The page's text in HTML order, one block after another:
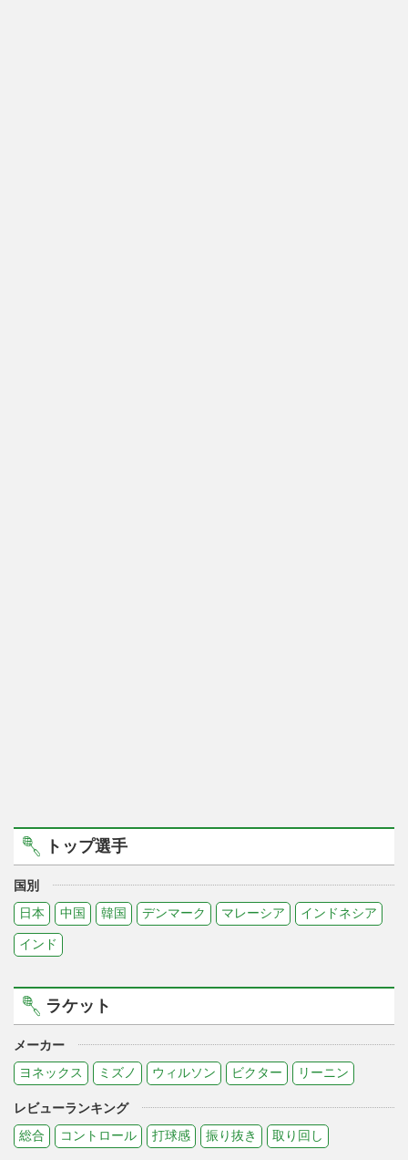
トップ選手
国別
日本
中国 韓国 デンマーク マレーシア インドネシア
インド
ラケット
メーカー
ヨネックス
ミズノ ウィルソン ビクター リーニン
レビューランキング
総合
コントロール 打球感 振り抜き 取り回し